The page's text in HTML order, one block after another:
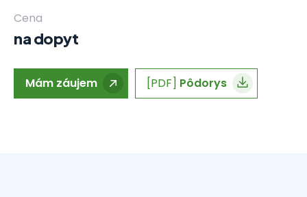
Cena
na dopyt
Mám záujem [PDF] Pôdorys